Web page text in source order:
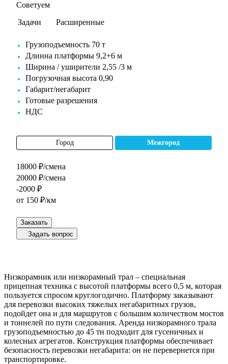
Cоветуем
Задачи
Расширенные
Грузоподъемность 70 т
Длинна платформы 9,2+6 м
Ширина / уширители 2,55 /3 м
Погрузочная высота 0,90
Габарит/негабарит
Готовые разрешения
НДС
Город Межгород
18000 ₽/смена
20000 ₽/смена
-2000 ₽
от 150 ₽/км
Заказать
Задать вопрос
Низкорамник или низкорамный трал – специальная
прицепная техника с высотой платформы всего 0,5 м, которая
пользуется спросом круглогодично. Платформу заказывают
для перевозки высоких тяжелых негабаритных грузов,
подойдет она и для маршрутов с большим количеством мостов
и тоннелей по пути следования. Аренда низкорамного трала
грузоподъемностью до 45 тн подходит для гусеничных и
колесных агрегатов. Конструкция платформы обеспечивает
безопасность перевозки негабарита: он не перевернется при
транспортировке.